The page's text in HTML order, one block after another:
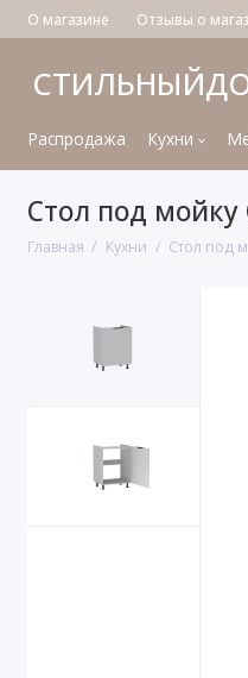
О магазине Отзывы о
Распродажа Кухни
Стол под
Главная Кухни Стол под